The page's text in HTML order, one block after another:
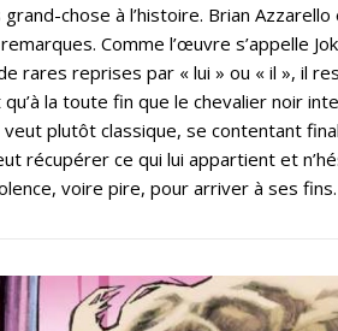
chose à l’histoire. Brian
Comme l’œuvre s’appelle
rares reprises par « lui » ou « il », il
la toute fin que le chevalier noir
plutôt classique, se contentant
récupérer ce qui lui appartient et
voire pire, pour arriver à ses fins.